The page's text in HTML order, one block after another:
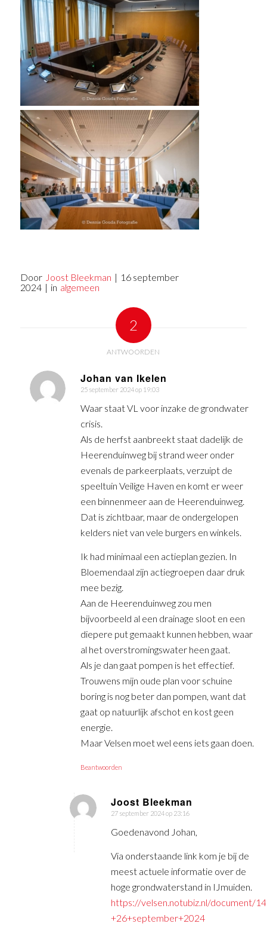
Door Joost Bleekman | 16 september
2024 | in algemeen
2
ANTWOORDEN
Johan van Ikelen
zegt:
25 september 2024 op 19:03
Waar staat VL voor inzake de grondwater
crisis.
Als de herfst aanbreekt staat dadelijk de
Heerenduinweg bij strand weer onder
evenals de parkeerplaats, verzuipt de
speeltuin Veilige Haven en komt er weer
een binnenmeer aan de Heerenduinweg.
Dat is zichtbaar, maar de ondergelopen
kelders niet van vele burgers en winkels.
Ik had minimaal een actieplan gezien. In
Bloemendaal zijn actiegroepen daar druk
mee bezig.
Aan de Heerenduinweg zou men
bijvoorbeeld al een drainage sloot en een
diepere put gemaakt kunnen hebben, waar
al het overstromingswater heen gaat.
Als je dan gaat pompen is het effectief.
Trouwens mijn oude plan voor schuine
boring is nog beter dan pompen, want dat
gaat op natuurlijk afschot en kost geen
energie.
Maar Velsen moet wel eens iets gaan doen.
Beantwoorden
Joost Bleekman
zegt:
27 september 2024 op 23:16
Goedenavond Johan,
Via onderstaande link kom je bij de
meest actuele informatie over de
hoge grondwaterstand in IJmuiden.
https://velsen.notubiz.nl/document/
+26+september+2024